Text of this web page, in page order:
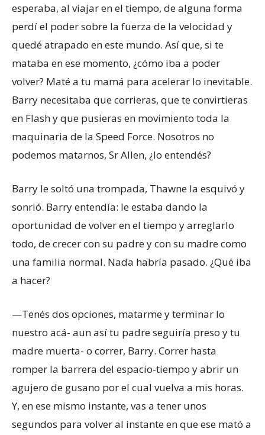
esperaba, al viajar en el tiempo, de alguna forma
perdí el poder sobre la fuerza de la velocidad y
quedé atrapado en este mundo. Así que, si te
mataba en ese momento, ¿cómo iba a poder
volver? Maté a tu mamá para acelerar lo inevitable.
Barry necesitaba que corrieras, que te convirtieras
en Flash y que pusieras en movimiento toda la
maquinaria de la Speed Force. Nosotros no
podemos matarnos, Sr Allen, ¿lo entendés?
Barry le soltó una trompada, Thawne la esquivó y
sonrió. Barry entendía: le estaba dando la
oportunidad de volver en el tiempo y arreglarlo
todo, de crecer con su padre y con su madre como
una familia normal. Nada habría pasado. ¿Qué iba
a hacer?
—Tenés dos opciones, matarme y terminar lo
nuestro acá- aun así tu padre seguiría preso y tu
madre muerta- o correr, Barry. Correr hasta
romper la barrera del espacio-tiempo y abrir un
agujero de gusano por el cual vuelva a mis horas.
Y, en ese mismo instante, vas a tener unos
segundos para volver al instante en que ese mató a